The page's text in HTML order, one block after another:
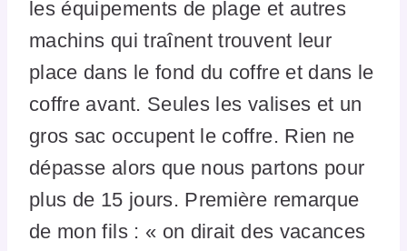
les équipements de plage et autres
machins qui traînent trouvent leur
place dans le fond du coffre et dans le
coffre avant. Seules les valises et un
gros sac occupent le coffre. Rien ne
dépasse alors que nous partons pour
plus de 15 jours. Première remarque
de mon fils : « on dirait des vacances